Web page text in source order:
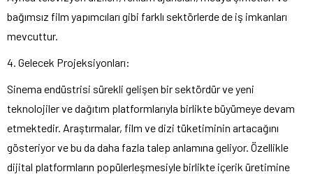
bağımsız film yapımcıları gibi farklı sektörlerde de iş imkanları
mevcuttur.
4. Gelecek Projeksiyonları:
Sinema endüstrisi sürekli gelişen bir sektördür ve yeni
teknolojiler ve dağıtım platformlarıyla birlikte büyümeye devam
etmektedir. Araştırmalar, film ve dizi tüketiminin artacağını
gösteriyor ve bu da daha fazla talep anlamına geliyor. Özellikle
dijital platformların popülerleşmesiyle birlikte içerik üretimine